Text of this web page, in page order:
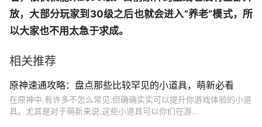
放，大部分玩家到30级之后也就会进入”养老“模式，所
以大家也不用太急于求成。
相关推荐
原神速通攻略：盘点那些比较罕见的小道具，萌新必看
在原神中,有许多不怎么常见,但确确实实可以提升你游戏体验的小道
具。尤其是对于萌新来说,这些小道具可以你们在游...